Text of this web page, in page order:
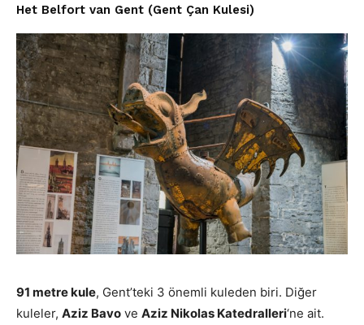
Het Belfort van Gent (Gent Çan Kulesi)
91 metre kule, Gent’teki 3 önemli kuleden biri. Diğer
kuleler, Aziz Bavo ve Aziz Nikolas Katedralleri‘ne ait.